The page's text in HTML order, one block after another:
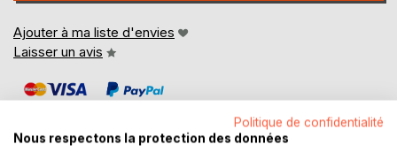
Ajouter à ma liste d'envies
Laisser un avis
Politique de confidentialité
Nous respectons la protection des données